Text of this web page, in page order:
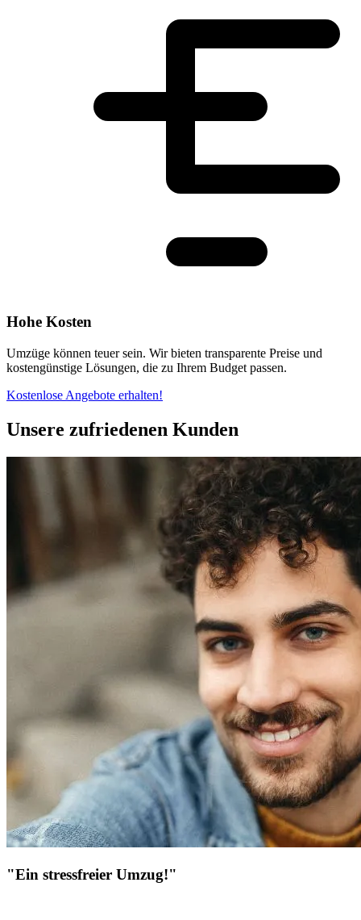
Hohe Kosten
Umzüge können teuer sein. Wir bieten transparente Preise und
kostengünstige Lösungen, die zu Ihrem Budget passen.
Kostenlose Angebote erhalten!
Unsere zufriedenen Kunden
"Ein stressfreier Umzug!"